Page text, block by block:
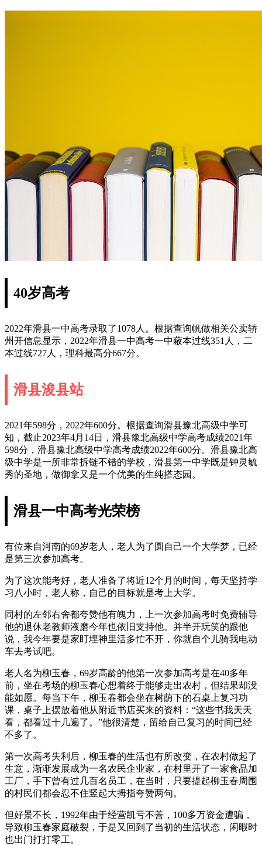
40岁高考
2022年滑县一中高考录取了1078人。根据查询帆做相关公卖轿
州开信息显示，2022年滑县一中高考一中蔽本过线351人，二
本过线727人，理科最高分667分。
滑县浚县站
2021年598分，2022年600分。根据查询滑县豫北高级中学可
知，截止2023年4月14日，滑县豫北高级中学高考成绩2021年
598分，滑县豫北高级中学高考成绩2022年600分。滑县豫北高
级中学是一所非常拆链不错的学校，滑县第一中学既是钟灵毓
秀的圣地，做御拿又是一个优美的生纯搭态园。
滑县一中高考光荣榜
有位来自河南的69岁老人，老人为了圆自己一个大学梦，已经
是第三次参加高考。
为了这次能考好，老人准备了将近12个月的时间，每天坚持学
习八小时，老人称，自己的目标就是考上大学。
同村的左邻右舍都夸赞他有魄力，上一次参加高考时免费辅导
他的退休老教师液磨今年也依旧支持他。并半开玩笑的跟他
说，我今年要是家盯埋神里活多忙不开，你就自个儿骑我电动
车去考试吧。
老人名为柳玉春，69岁高龄的他第一次参加高考是在40多年
前，坐在考场的柳玉春心想着终于能够走出农村，但结果却没
能如愿。每当下午，柳玉春都会坐在树荫下的石桌上复习功
课，桌子上摆放着他从附近书店买来的资料：“这些书我天天
看，都看过十几遍了。”他很清楚，留给自己复习的时间已经
不多了。
第一次高考失利后，柳玉春的生活也有所改变，在农村做起了
生意，渐渐发展成为一名农民企业家，在村里开了一家食品加
工厂，手下曾有过几百名员工，在当时，只要提起柳玉春周围
的村民们都会忍不住竖起大拇指夸赞两句。
但好景不长，1992年由于经营凯亏不善，100多万资金遭骗，
导致柳玉春家庭破裂，于是又回到了当初的生活状态，闲暇时
也出门打打零工。